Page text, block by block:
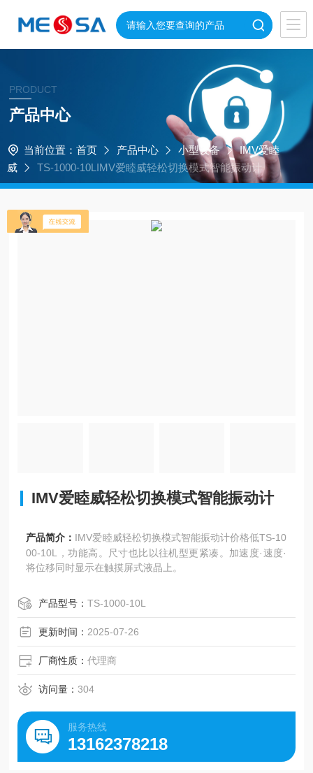
PRODUCT
产品中心
当前位置： 首页 产品中心 小型设备
IMV爱睦
威
TS-1000-10LIMV爱睦威轻松切换模式智能振动计
IMV爱睦威轻松切换模式智能振动计
产品简介： IMV爱睦威轻松切换模式智能振动计价格低TS-10
00-10L，功能高。尺寸也比以往机型更紧凑。加速度·速度·
将位移同时显示在触摸屏式液晶上。
产品型号：TS-1000-10L
更新时间： 2025-07-26
厂商性质：代理商
访问量：304
服务热线
13162378218